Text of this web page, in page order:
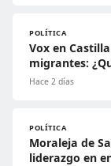
POLÍTICA
Vox en
migrantes:
Hace 2 días
POLÍTICA
Moraleja de
liderazgo en